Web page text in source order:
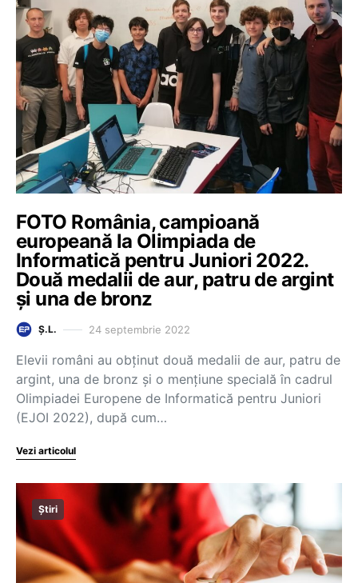
FOTO România, campioană
europeană la Olimpiada de
Informatică pentru Juniori 2022.
Două medalii de aur, patru de argint
și una de bronz
Ș.L. 24 septembrie 2022
Elevii români au obținut două medalii de aur, patru de
argint, una de bronz și o mențiune specială în cadrul
Olimpiadei Europene de Informatică pentru Juniori
(EJOI 2022), după cum…
Vezi articolul
Știri